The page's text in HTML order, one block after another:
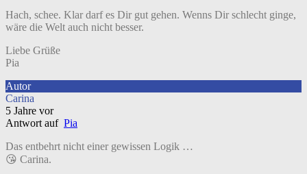
Hach, schee. Klar darf es Dir gut gehen. Wenns Dir schlecht ginge,
wäre die Welt auch nicht besser.
Liebe Grüße
Pia
Autor
Carina
5 Jahre vor
Antwort auf Pia
Das entbehrt nicht einer gewissen Logik …
😘 Carina.